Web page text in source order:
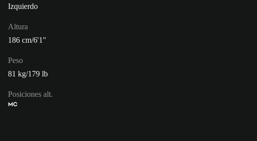
Izquierdo
Altura
186 cm/6'1"
Peso
81 kg/179 lb
Posiciones alt.
MC